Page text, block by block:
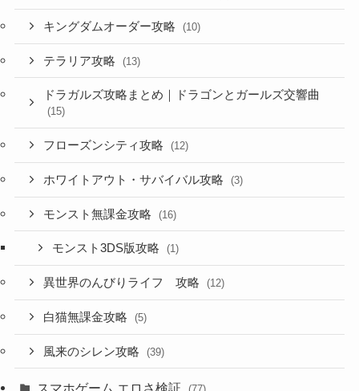
キングダムオーダー攻略 (10)
テラリア攻略 (13)
ドラガルズ攻略まとめ｜ドラゴンとガールズ交響曲
(15)
フローズンシティ攻略 (12)
ホワイトアウト・サバイバル攻略 (3)
モンスト無課金攻略 (16)
モンスト3DS版攻略 (1)
異世界のんびりライフ 攻略 (12)
白猫無課金攻略 (5)
風来のシレン攻略 (39)
スマホゲーム エロさ検証 (77)